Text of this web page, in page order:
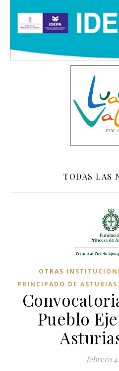
TODAS LAS
OTRAS
PRINCIPADO DE ASTURIAS,
Pueblo
febrero